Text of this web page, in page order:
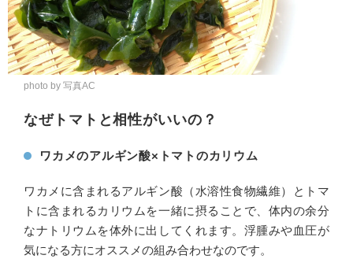
photo by 写真AC
なぜトマトと相性がいいの？
ワカメのアルギン酸×トマトのカリウム
ワカメに含まれるアルギン酸（水溶性食物繊維）とトマ
トに含まれるカリウムを一緒に摂ることで、体内の余分
なナトリウムを体外に出してくれます。浮腫みや血圧が
気になる方にオススメの組み合わせなのです。